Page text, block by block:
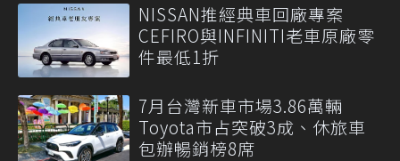
NISSAN推經典車回廠專案
CEFIRO與INFINITI老車原廠零
件最低1折
7月台灣新車市場3.86萬輛
Toyota市占突破3成、休旅車
包辦暢銷榜8席